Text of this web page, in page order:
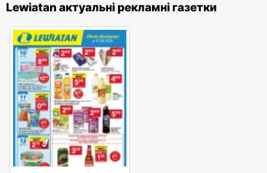
Lewiatan актуальні рекламні газетки